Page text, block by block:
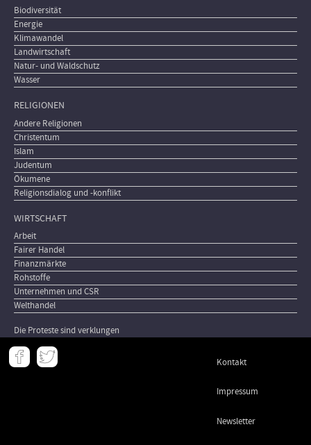
Biodiversität
Energie
Klimawandel
Landwirtschaft
Natur- und Waldschutz
Wasser
RELIGIONEN
Andere Religionen
Christentum
Islam
Judentum
Ökumene
Religionsdialog und -konflikt
WIRTSCHAFT
Arbeit
Fairer Handel
Finanzmärkte
Rohstoffe
Unternehmen und CSR
Welthandel
Die Proteste sind verklungen
Meta
- Kontakt
Impressum
Newsletter